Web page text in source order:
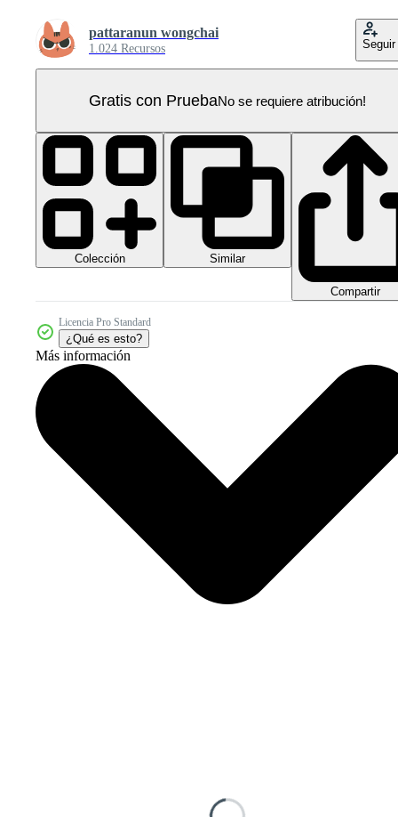
pattaranun wongchai
1.024 Recursos Seguir
Gratis con PruebaNo se requiere atribución!
Colección Similar
Compartir
Licencia Pro Standard
¿Qué es esto?
Más información